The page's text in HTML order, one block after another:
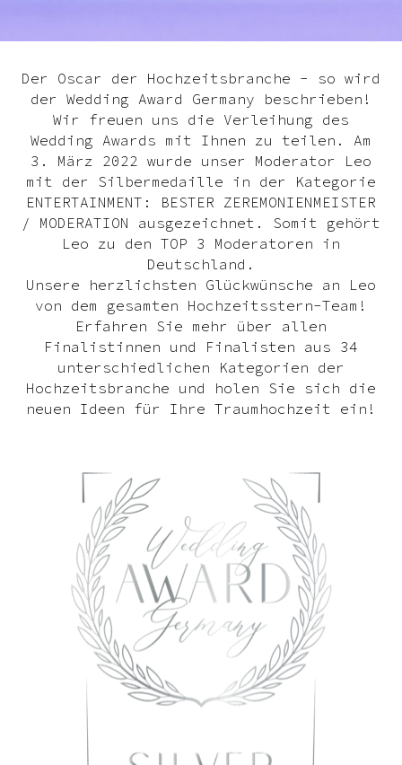
Der Oscar der Hochzeitsbranche - so wird
der Wedding Award Germany beschrieben!
Wir freuen uns die Verleihung des
Wedding Awards mit Ihnen zu teilen. Am
3. März 2022 wurde unser Moderator Leo
mit der Silbermedaille in der Kategorie
ENTERTAINMENT: BESTER ZEREMONIENMEISTER
/ MODERATION ausgezeichnet. Somit gehört
Leo zu den TOP 3 Moderatoren in
Deutschland.
Unsere herzlichsten Glückwünsche an Leo
von dem gesamten Hochzeitsstern-Team!
Erfahren Sie mehr über allen
Finalistinnen und Finalisten aus 34
unterschiedlichen Kategorien der
Hochzeitsbranche und holen Sie sich die
neuen Ideen für Ihre Traumhochzeit ein!